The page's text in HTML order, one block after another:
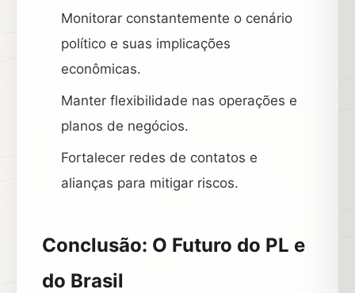
Monitorar constantemente o cenário
político e suas implicações
econômicas.
Manter flexibilidade nas operações e
planos de negócios.
Fortalecer redes de contatos e
alianças para mitigar riscos.
Conclusão: O Futuro do PL e
do Brasil